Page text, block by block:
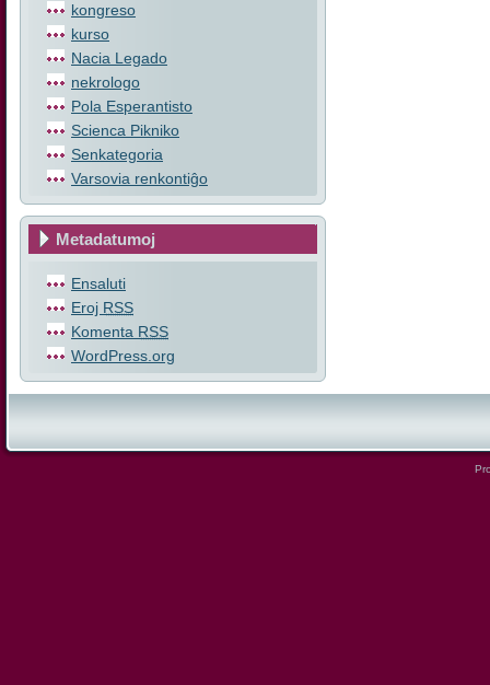
kongreso
kurso
Nacia Legado
nekrologo
Pola Esperantisto
Scienca Pikniko
Senkategoria
Varsovia renkontiĝo
Metadatumoj
Ensaluti
Eroj RSS
Komenta RSS
WordPress.org